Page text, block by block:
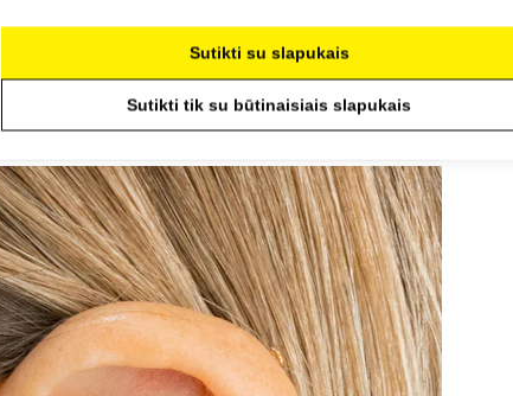
Sutikti su slapukais
Sutikti tik su būtinaisiais slapukais